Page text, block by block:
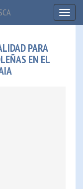
PARA
EN EL